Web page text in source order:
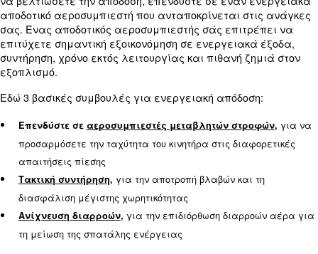
και επισκευές
Συνολικό κόστος ιδιοκτησίας (TCO)
Το συνολικό κόστος ιδιοκτησίας (TCO) είναι ένας
παράγοντας που πρέπει να λαμβάνεται υπόψη
αγορά ενός αεροσυμπιεστή. Η αρχική επένδυση
αντιπροσωπεύει μόνο ένα μικρό μέρος των
Για τους βιομηχανικούς αεροσυμπιεστές,
συνολικού κόστους ιδιοκτησίας αποδίδεται στα
ενέργειας, διαιρούμενο ως εξής: